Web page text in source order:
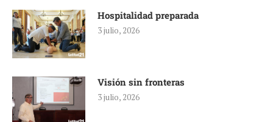
Hospitalidad preparada
3 julio, 2026
Visión sin fronteras
3 julio, 2026